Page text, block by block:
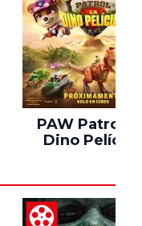
PAW Patrol: La
Dino Película